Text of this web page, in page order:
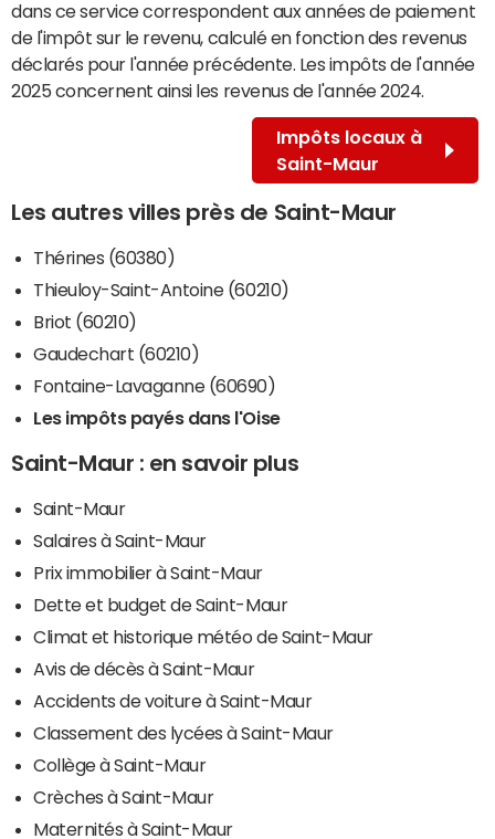
dans ce service correspondent aux années de paiement
de l'impôt sur le revenu, calculé en fonction des revenus
déclarés pour l'année précédente. Les impôts de l'année
2025 concernent ainsi les revenus de l'année 2024.
Impôts locaux à
Saint-Maur
Les autres villes près de Saint-Maur
Thérines (60380)
Thieuloy-Saint-Antoine (60210)
Briot (60210)
Gaudechart (60210)
Fontaine-Lavaganne (60690)
Les impôts payés dans l'Oise
Saint-Maur : en savoir plus
Saint-Maur
Salaires à Saint-Maur
Prix immobilier à Saint-Maur
Dette et budget de Saint-Maur
Climat et historique météo de Saint-Maur
Avis de décès à Saint-Maur
Accidents de voiture à Saint-Maur
Classement des lycées à Saint-Maur
Collège à Saint-Maur
Crèches à Saint-Maur
Maternités à Saint-Maur